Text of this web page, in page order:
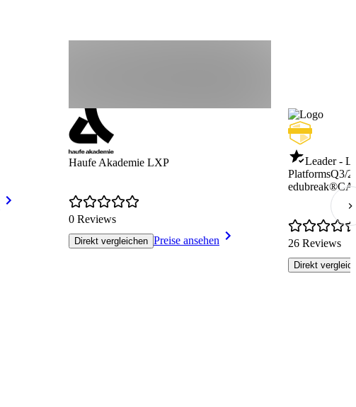
Haufe Akademie LXP
0 Reviews
Direkt vergleichen Preise ansehen
Leader -
PlatformsQ3/
26 Reviews
Direkt